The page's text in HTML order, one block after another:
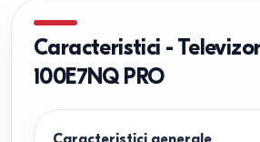
Caracteristici -
100E7NQ PRO